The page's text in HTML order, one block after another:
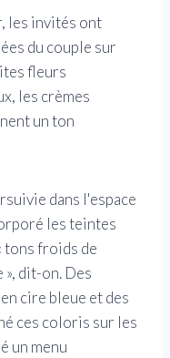
les invités ont
du couple sur
fleurs
les crèmes
un ton
dans l'espace
les teintes
tons froids de
», dit-on. Des
cire bleue et des
ces coloris sur les
un menu